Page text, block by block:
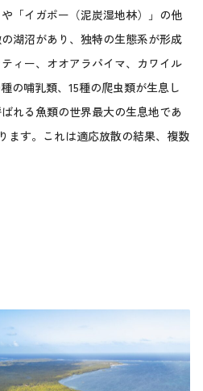
「イガポー（泥炭湿地林）」の他
湖沼があり、独特の生態系が形成
ィー、オオアラパイマ、カワイル
の哺乳類、15種の爬虫類が生息し
れる魚類の世界最大の生息地であ
ます。これは適応放散の結果、複数